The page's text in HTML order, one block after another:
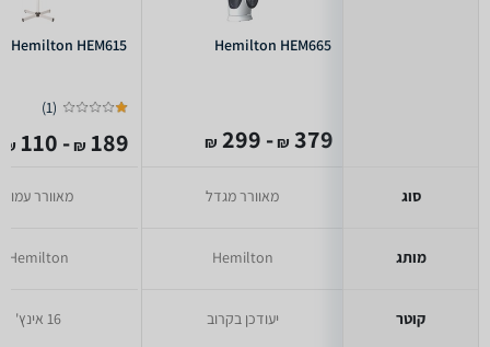
סוג
מותג
קוטר
Hemilton HEM665
379
₪
- 299
₪
מאוורר מגדל
Hemilton
יעודכן בקרוב
Hemilton HEM615
(
1
)
189
₪
- 110
₪
מאוורר עמוד
Hemilton
16 אינץ'